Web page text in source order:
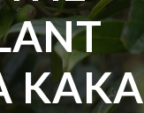
KAKA